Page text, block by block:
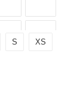
S XS